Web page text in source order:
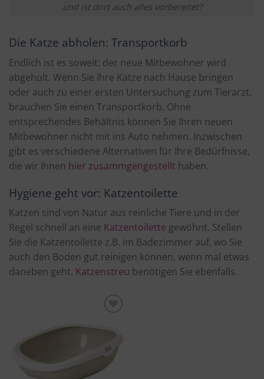
und ist dort auch alles vorbereitet?
Die Katze abholen: Transportkorb
Endlich ist es soweit: der neue Mitbewohner wird
abgeholt. Wenn Sie Ihre Katze nach Hause bringen
oder auch zu einer ersten Untersuchung zum Tierarzt,
brauchen Sie einen Transportkorb. Ohne
entsprechendes Behältnis können Sie Ihren neuen
Mitbewohner nicht mit ins Auto nehmen. Inzwischen
gibt es verschiedene Alternativen für Ihre Bedürfnisse,
die wir Ihnen hier zusammgengestellt haben.
Hygiene geht vor: Katzentoilette
Katzen sind von Natur aus reinliche Tiere und in der
Regel schnell an eine Katzentoilette gewöhnt. Stellen
Sie die Katzentoilette z.B. im Badezimmer auf, wo Sie
auch den Boden gut reinigen können, wenn mal etwas
daneben geht. Katzenstreu benötigen Sie ebenfalls.
merken